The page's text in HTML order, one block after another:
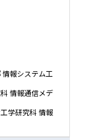
報システム工
情報通信メデ
学研究科 情報